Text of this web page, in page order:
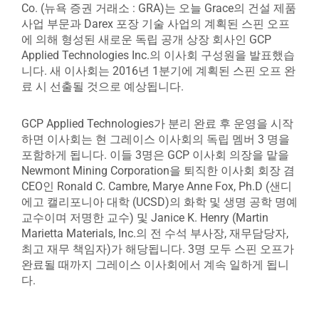
Co. (뉴욕 증권 거래소 : GRA)는 오늘 Grace의 건설 제품
사업 부문과 Darex 포장 기술 사업의 계획된 스핀 오프
에 의해 형성된 새로운 독립 공개 상장 회사인 GCP
Applied Technologies Inc.의 이사회 구성원을 발표했습
니다. 새 이사회는 2016년 1분기에 계획된 스핀 오프 완
료 시 선출될 것으로 예상됩니다.
GCP Applied Technologies가 분리 완료 후 운영을 시작
하면 이사회는 현 그레이스 이사회의 독립 멤버 3 명을
포함하게 됩니다. 이들 3명은 GCP 이사회 의장을 맡을
Newmont Mining Corporation을 퇴직한 이사회 회장 겸
CEO인 Ronald C. Cambre, Marye Anne Fox, Ph.D (샌디
에고 캘리포니아 대학 (UCSD)의 화학 및 생명 공학 명예
교수이며 저명한 교수) 및 Janice K. Henry (Martin
Marietta Materials, Inc.의 전 수석 부사장, 재무담당자,
최고 재무 책임자)가 해당됩니다. 3명 모두 스핀 오프가
완료될 때까지 그레이스 이사회에서 계속 일하게 됩니
다.